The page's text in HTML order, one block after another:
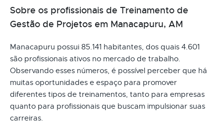
Sobre os profissionais de Treinamento de
Gestão de Projetos em Manacapuru, AM
Manacapuru possui 85.141 habitantes, dos quais 4.601
são profissionais ativos no mercado de trabalho.
Observando esses números, é possível perceber que há
muitas oportunidades e espaço para promover
diferentes tipos de treinamentos, tanto para empresas
quanto para profissionais que buscam impulsionar suas
carreiras.